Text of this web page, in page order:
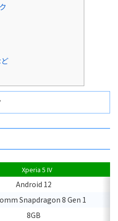
Xperia 5 IV
Android 12
Snapdragon 8 Gen 1
8GB